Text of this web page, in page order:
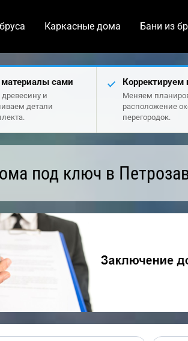
Каркасные дома Бани из
материалы сами
и
детали
Корректируем
Меняем
расположение
перегородок.
под ключ в